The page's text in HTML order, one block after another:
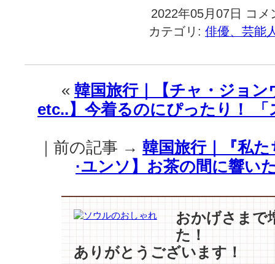
2022年05月07日
韓
国
旅
｜
た
の
ル
ー
ス』
·
コメ
カテゴリ: 俳優、芸能
« 韓国旅行｜【チャ・ジョ
etc..】今着るのにぴったり！
｜前の記事 → 韓国旅行｜『私
·ユンソ】お茶の間に響い
おかげさまで
た！
ありがとうございます！